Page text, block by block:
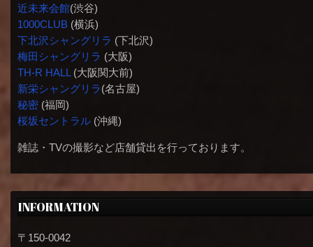
近未来会館(渋谷)
1000CLUB(横浜)
下北沢シャングリラ (下北沢)
梅田シャングリラ (大阪)
TH-R HALL(大阪関大前)
新栄シャングリラ(名古屋)
秘密(福岡)
桜坂セントラル(沖縄)
雑誌・TVの撮影など店舗貸出を行っております。
INFORMATION
〒150-0042